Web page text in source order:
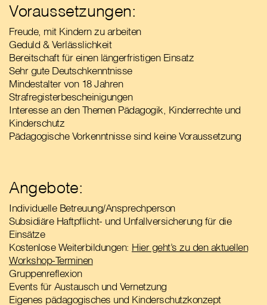
Voraussetzungen:
Freude, mit Kindern zu arbeiten
Geduld & Verlässlichkeit
Bereitschaft für einen längerfristigen Einsatz
Sehr gute Deutschkenntnisse
Mindestalter von 18 Jahren
Strafregisterbescheinigungen
Interesse an den Themen Pädagogik, Kinderrechte und
Kinderschutz
Pädagogische Vorkenntnisse sind keine Voraussetzung
Angebote:
Individuelle Betreuung/Ansprechperson
Subsidiäre Haftpflicht- und Unfallversicherung für die
Einsätze
Kostenlose Weiterbildungen: Hier geht’s zu den aktuellen
Workshop-Terminen
Gruppenreflexion
Events für Austausch und Vernetzung
Eigenes pädagogisches und Kinderschutzkonzept